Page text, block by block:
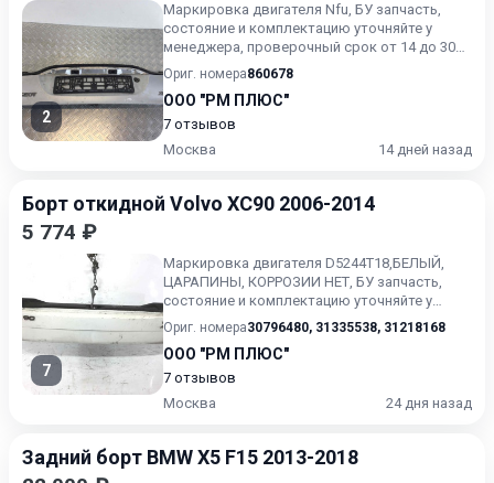
2
Маркировка двигателя Nfu, БУ запчасть,
состояние и комплектацию уточняйте у
менеджера, проверочный срок от 14 до 30
дней.
Ориг. номера860678
ООО "РМ ПЛЮС"
7 отзывов
Москва
14 дней назад
Борт откидной Volvo XC90 2006-2014
5 774 ₽
7
Маркировка двигателя D5244T18,БЕЛЫЙ,
ЦАРАПИНЫ, КОРРОЗИИ НЕТ, БУ запчасть,
состояние и комплектацию уточняйте у
менеджера, проверочный срок о...
Ориг. номера30796480, 31335538, 31218168
ООО "РМ ПЛЮС"
7 отзывов
Москва
24 дня назад
Задний борт BMW X5 F15 2013-2018